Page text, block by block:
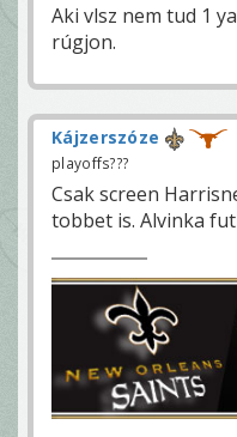
Aki vlsz nem tud 1
rúgjon.
Kájzerszóze
playoffs???
Csak screen
tobbet is. Alvinka